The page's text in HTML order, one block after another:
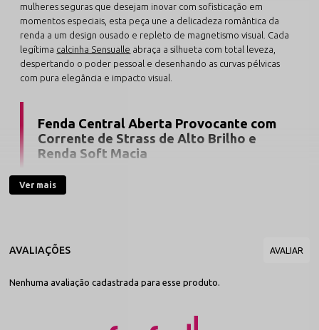
mulheres seguras que desejam inovar com sofisticação em
momentos especiais, esta peça une a delicadeza romântica da
renda a um design ousado e repleto de magnetismo visual. Cada
legítima calcinha Sensualle abraça a silhueta com total leveza,
despertando o poder pessoal e desenhando as curvas pélvicas
com pura elegância e impacto visual.
Fenda Central Aberta Provocante com
Corrente de Strass de Alto Brilho e
Renda Soft Macia
O grande segredo de caimento e sedução deste modelo
de luxo reside no contraste sofisticado de seus elementos
forma requintada. Confeccionada com renda Soft de alta
elasticidade, a peça promove o **ajuste perfeito no
quadris com total estabilidade.
Ver mais
Nenhuma avaliação cadastrada para esse produto.